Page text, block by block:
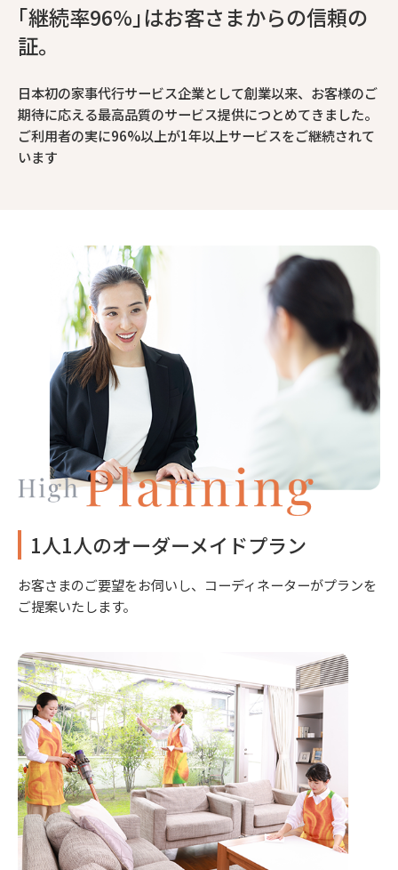
｢継続率96%｣はお客さまからの信頼の
証。
日本初の家事代行サービス企業として創業以来、お客様のご
期待に応える最高品質のサービス提供につとめてきました。
ご利用者の実に96%以上が1年以上サービスをご継続されて
います
1人1人のオーダーメイドプラン
お客さまのご要望をお伺いし、コーディネーターがプランを
ご提案いたします。